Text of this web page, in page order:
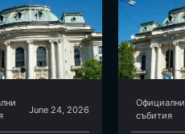
June 24, 2026
Официални
събития